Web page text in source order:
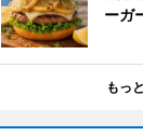
ーガ
もっ